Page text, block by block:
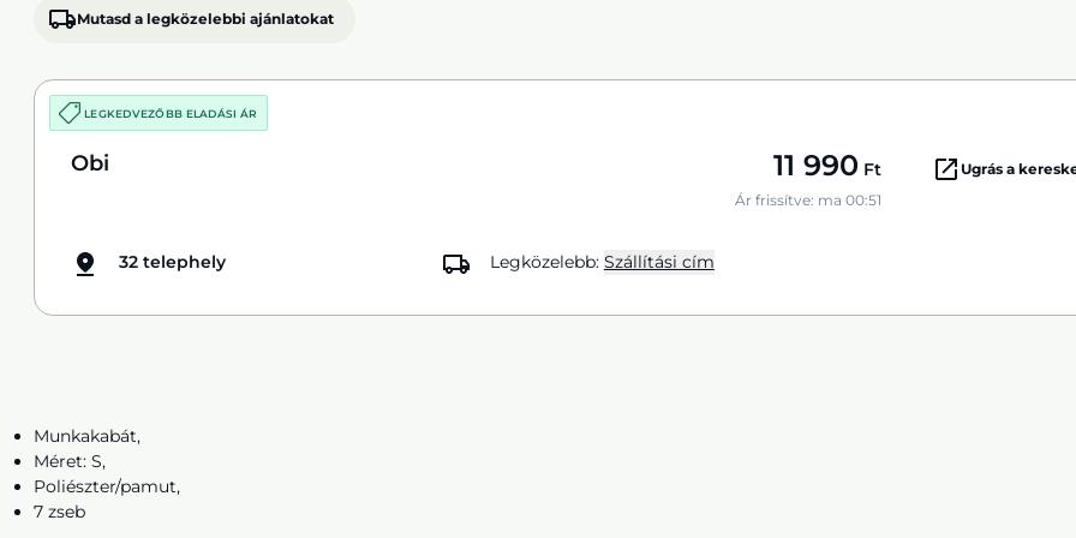
Mutasd a legközelebbi ajánlatokat
LEGKEDVEZŐBB ELADÁSI ÁR
Obi 11 990 Ft
Ár frissítve: ma 00:51
Ugrás a
32 telephely Legközelebb: Szállítási cím
Munkakabát,
Méret: S,
Poliészter/pamut,
7 zseb